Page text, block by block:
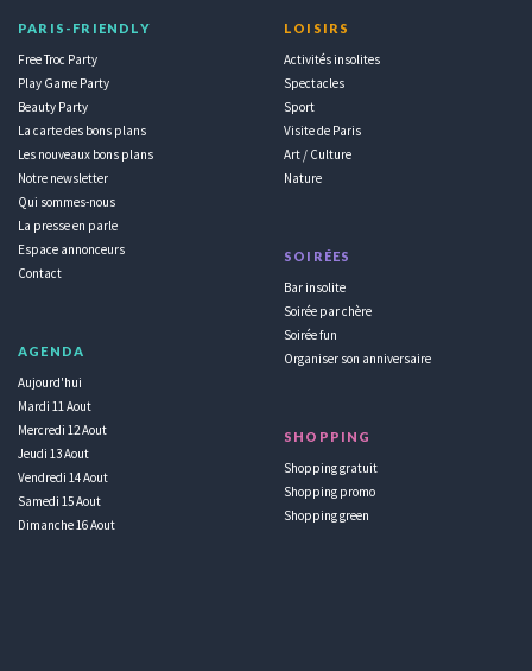
PARIS-FRIENDLY
Free Troc Party
Play Game Party
Beauty Party
La carte des bons plans
Les nouveaux bons plans
Notre newsletter
Qui sommes-nous
La presse en parle
Espace annonceurs
Contact
AGENDA
Aujourd'hui
Mardi 11 Aout
Mercredi 12 Aout
Jeudi 13 Aout
Vendredi 14 Aout
Samedi 15 Aout
Dimanche 16 Aout
LOISIRS
Activités insolites
Spectacles
Sport
Visite de Paris
Art / Culture
Nature
SOIRÉES
Bar insolite
Soirée par chère
Soirée fun
Organiser son anniversaire
SHOPPING
Shopping gratuit
Shopping promo
Shopping green